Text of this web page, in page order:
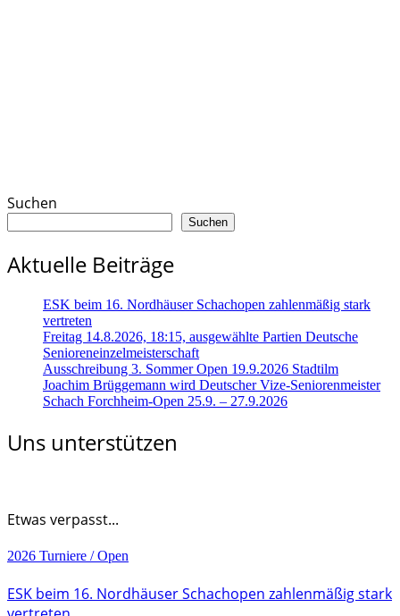
Suchen
Suchen
Aktuelle Beiträge
ESK beim 16. Nordhäuser Schachopen zahlenmäßig stark
vertreten
Freitag 14.8.2026, 18:15, ausgewählte Partien Deutsche
Senioreneinzelmeisterschaft
Ausschreibung 3. Sommer Open 19.9.2026 Stadtilm
Joachim Brüggemann wird Deutscher Vize-Seniorenmeister
Schach Forchheim-Open 25.9. – 27.9.2026
Uns unterstützen
Etwas verpasst...
2026 Turniere / Open
ESK beim 16. Nordhäuser Schachopen zahlenmäßig stark